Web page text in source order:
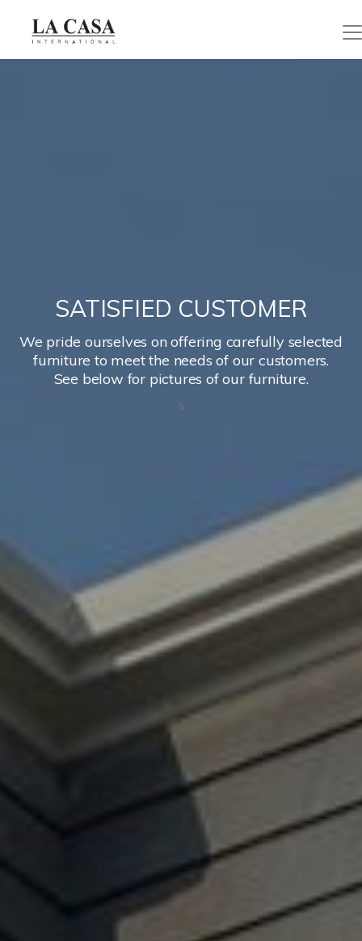
SATISFIED CUSTOMER
We pride ourselves on offering carefully selected
furniture to meet the needs of our customers.
See below for pictures of our furniture.
s